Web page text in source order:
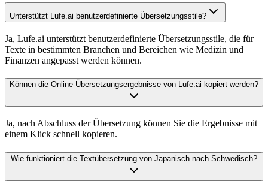
Unterstützt Lufe.ai benutzerdefinierte Übersetzungsstile?
Ja, Lufe.ai unterstützt benutzerdefinierte Übersetzungsstile, die für
Texte in bestimmten Branchen und Bereichen wie Medizin und
Finanzen angepasst werden können.
Können die Online-Übersetzungsergebnisse von Lufe.ai kopiert werden?
Ja, nach Abschluss der Übersetzung können Sie die Ergebnisse mit
einem Klick schnell kopieren.
Wie funktioniert die Textübersetzung von Japanisch nach Schwedisch?